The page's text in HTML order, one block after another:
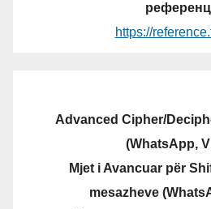
https://
Advanced Cipher/
(WhatsApp,
Mjet i Avancuar për
mesazheve